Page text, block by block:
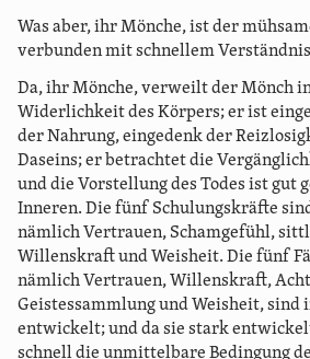
Was aber, ihr Mönche, ist der
verbunden mit schnellem Verständnis
Da, ihr Mönche, verweilt der Mönch
Widerlichkeit des Körpers; er ist
der Nahrung, eingedenk der
Daseins; er betrachtet die
und die Vorstellung des Todes ist gut
Inneren. Die fünf Schulungskräfte
nämlich Vertrauen, Schamgefühl,
Willenskraft und Weisheit. Die fünf
nämlich Vertrauen, Willenskraft,
Geistessammlung und Weisheit, sind
entwickelt; und da sie stark
schnell die unmittelbare Bedingung